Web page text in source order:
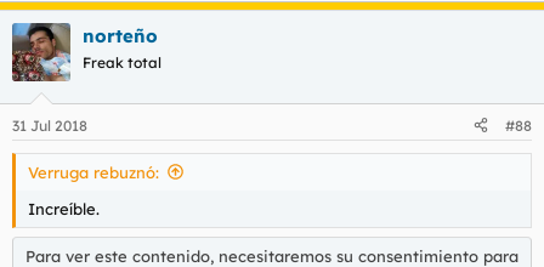
norteño
Freak total
31 Jul 2018 #88
Verruga rebuznó:
Increíble.
Para ver este contenido, necesitaremos su consentimiento para